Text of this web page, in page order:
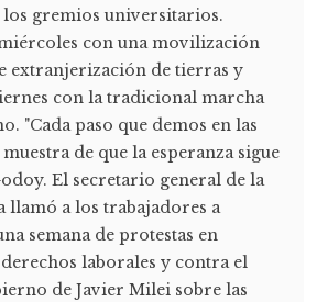
los gremios universitarios.
con una movilización
extranjerización de tierras y
con la tradicional marcha
"Cada paso que demos en las
de que la esperanza sigue
El secretario general de la
llamó a los trabajadores a
semana de protestas en
laborales y contra el
de Javier Milei sobre las